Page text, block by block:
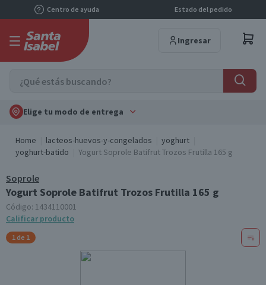
Centro de ayuda Estado del pedido
Ingresar
Elige tu modo de entrega
Home lacteos-huevos-y-congelados
yoghurt
yoghurt-batido
Yogurt Soprole Batifrut Trozos Frutilla 165 g
Soprole
Yogurt Soprole Batifrut Trozos Frutilla 165 g
Código: 1434110001
Calificar producto
1 de 1